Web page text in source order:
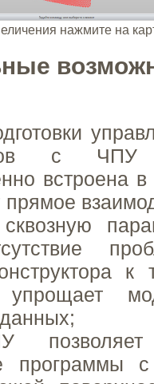
нажмите на
с
встроена
прямое
к
упрощает
позволяет
программы с